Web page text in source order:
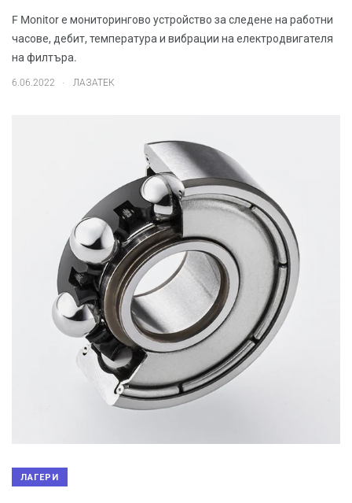
F Monitor е мониторингово устройство за следене на работни
часове, дебит, температура и вибрации на електродвигателя
на филтъра.
6.06.2022 . ЛАЗАТЕК
ЛАГЕРИ